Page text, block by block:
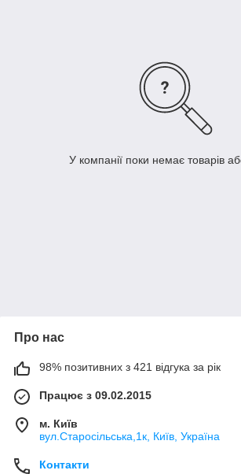
У компанії поки немає товарів
Про нас
98% позитивних з 421 відгука за рік
Працює з 09.02.2015
м. Київ
вул.Старосільська,1к, Київ, Україна
Контакти